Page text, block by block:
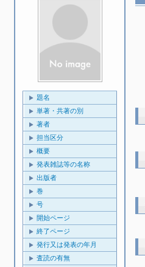
題名
単著・共著の別
著者
担当区分
概要
発表雑誌等の名称
出版者
巻
号
開始ページ
終了ページ
発行又は発表の年月
査読の有無